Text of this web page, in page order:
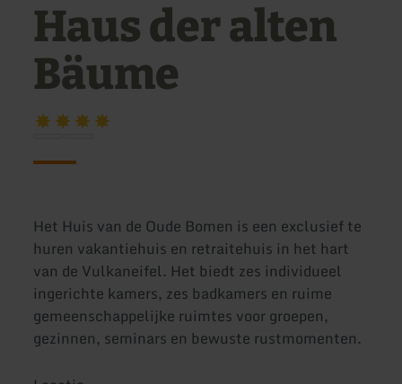
Haus der alten
Bäume
Het Huis van de Oude Bomen is een exclusief te
huren vakantiehuis en retraitehuis in het hart
van de Vulkaneifel. Het biedt zes individueel
ingerichte kamers, zes badkamers en ruime
gemeenschappelijke ruimtes voor groepen,
gezinnen, seminars en bewuste rustmomenten.